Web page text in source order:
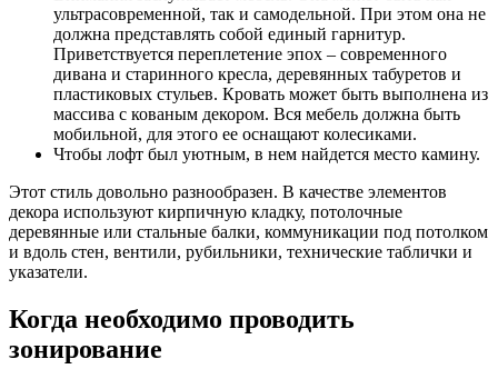
ультрасовременной, так и самодельной. При этом она не
должна представлять собой единый гарнитур.
Приветствуется переплетение эпох – современного
дивана и старинного кресла, деревянных табуретов и
пластиковых стульев. Кровать может быть выполнена из
массива с кованым декором. Вся мебель должна быть
мобильной, для этого ее оснащают колесиками.
Чтобы лофт был уютным, в нем найдется место камину.
Этот стиль довольно разнообразен. В качестве элементов
декора используют кирпичную кладку, потолочные
деревянные или стальные балки, коммуникации под потолком
и вдоль стен, вентили, рубильники, технические таблички и
указатели.
Когда необходимо проводить
зонирование